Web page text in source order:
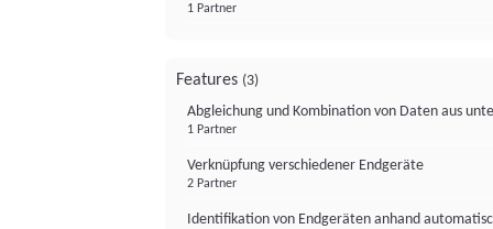
1 Partner
Features (3)
Abgleichung und Kombination von Daten aus
1 Partner
Verknüpfung verschiedener Endgeräte
2 Partner
Identifikation von Endgeräten anhand